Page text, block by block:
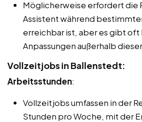
Möglicherweise erfordert die
Assistent während
erreichbar ist, aber es gibt oft
Anpassungen außerhalb
Vollzeitjobs in Ballenstedt:
Arbeitsstunden:
Vollzeitjobs umfassen in der
Stunden pro Woche, mit der